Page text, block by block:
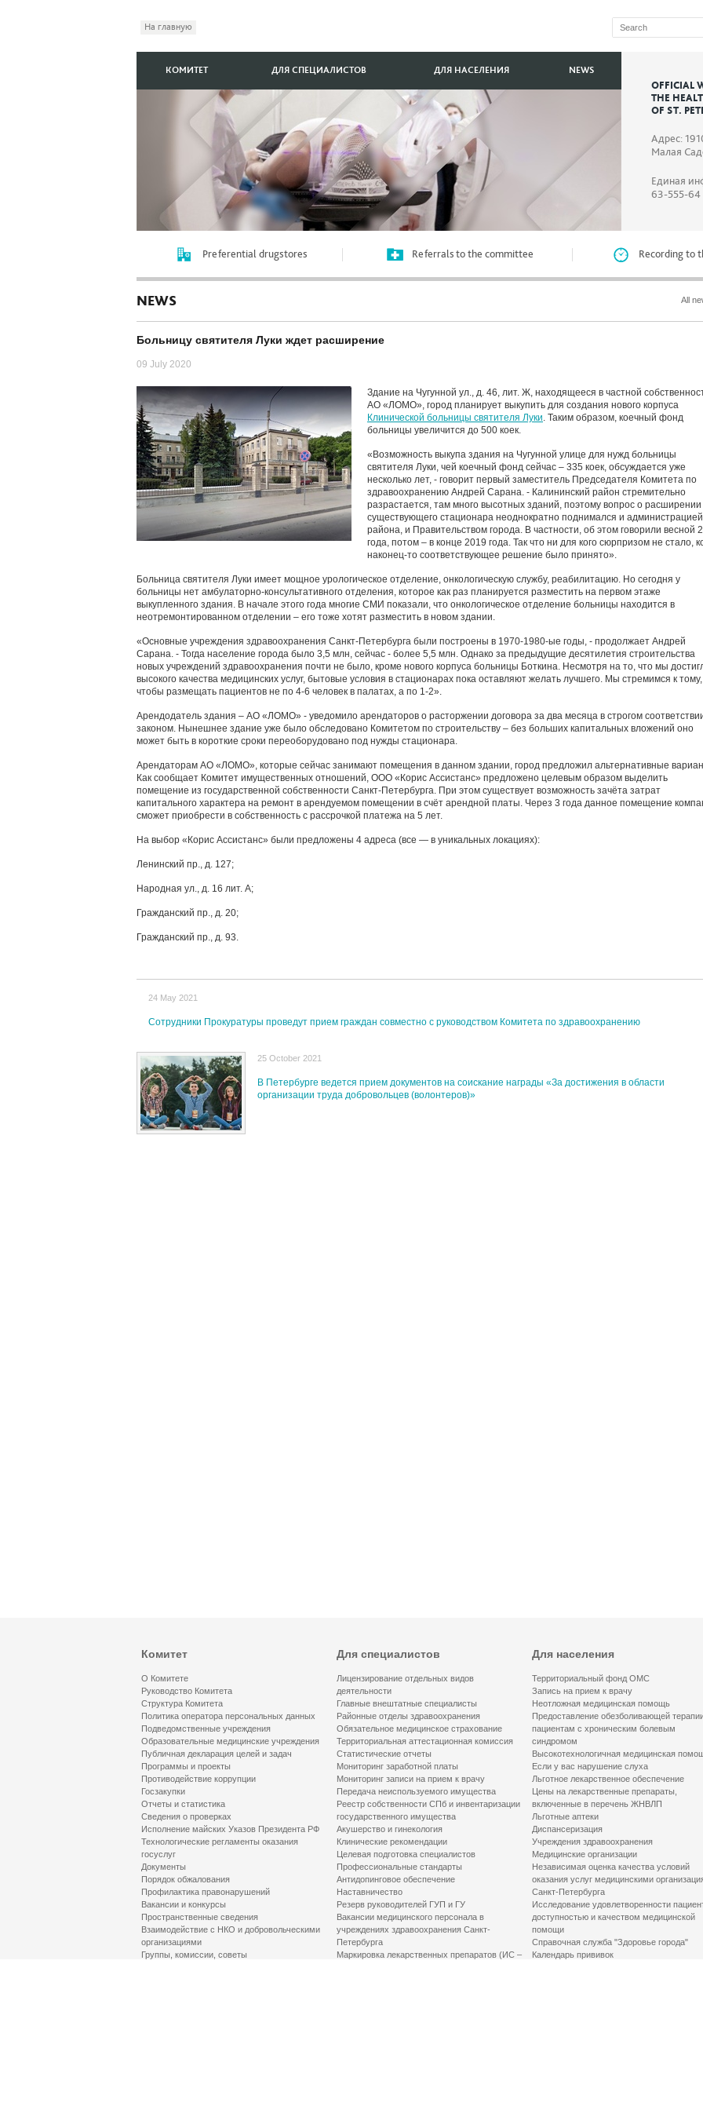
На главную
OFFICIAL
THE
OF ST.
Адрес:
Малая
Единая
63-555-64
КОМИТЕТ ДЛЯ СПЕЦИАЛИСТОВ ДЛЯ НАСЕЛЕНИЯ NEWS
Preferential drugstores Referrals to the committee Recording to
NEWS All
Больницу святителя Луки ждет расширение
09 July 2020
Здание на Чугунной ул., д. 46, лит. Ж, находящееся в частной
АО «ЛОМО», город планирует выкупить для создания нового корпуса
Клинической больницы святителя Луки. Таким образом, коечный фонд
больницы увеличится до 500 коек.
«Возможность выкупа здания на Чугунной улице для нужд больницы
святителя Луки, чей коечный фонд сейчас – 335 коек, обсуждается уже
несколько лет, - говорит первый заместитель Председателя Комитета по
здравоохранению Андрей Сарана. - Калининский район стремительно
разрастается, там много высотных зданий, поэтому вопрос о расширении
существующего стационара неоднократно поднимался и администрацией
района, и Правительством города. В частности, об этом говорили весной
года, потом – в конце 2019 года. Так что ни для кого сюрпризом не стало,
наконец-то соответствующее решение было принято».
Больница святителя Луки имеет мощное урологическое отделение, онкологическую службу, реабилитацию. Но сегодня у
больницы нет амбулаторно-консультативного отделения, которое как раз планируется разместить на первом этаже
выкупленного здания. В начале этого года многие СМИ показали, что онкологическое отделение больницы находится в
неотремонтированном отделении – его тоже хотят разместить в новом здании.
«Основные учреждения здравоохранения Санкт-Петербурга были построены в 1970-1980-ые годы, - продолжает Андрей
Сарана. - Тогда население города было 3,5 млн, сейчас - более 5,5 млн. Однако за предыдущие десятилетия строительства
новых учреждений здравоохранения почти не было, кроме нового корпуса больницы Боткина. Несмотря на то, что мы
высокого качества медицинских услуг, бытовые условия в стационарах пока оставляют желать лучшего. Мы стремимся к тому,
чтобы размещать пациентов не по 4-6 человек в палатах, а по 1-2».
Арендодатель здания – АО «ЛОМО» - уведомило арендаторов о расторжении договора за два месяца в строгом
законом. Нынешнее здание уже было обследовано Комитетом по строительству – без больших капитальных вложений оно
может быть в короткие сроки переоборудовано под нужды стационара.
Арендаторам АО «ЛОМО», которые сейчас занимают помещения в данном здании, город предложил альтернативные
Как сообщает Комитет имущественных отношений, ООО «Корис Ассистанс» предложено целевым образом выделить
помещение из государственной собственности Санкт-Петербурга. При этом существует возможность зачёта затрат
капитального характера на ремонт в арендуемом помещении в счёт арендной платы. Через 3 года данное помещение
сможет приобрести в собственность с рассрочкой платежа на 5 лет.
На выбор «Корис Ассистанс» были предложены 4 адреса (все — в уникальных локациях):
Ленинский пр., д. 127;
Народная ул., д. 16 лит. А;
Гражданский пр., д. 20;
Гражданский пр., д. 93.
24 May 2021
Сотрудники Прокуратуры проведут прием граждан совместно с руководством Комитета по здравоохранению
25 October 2021
В Петербурге ведется прием документов на соискание награды «За достижения в области
организации труда добровольцев (волонтеров)»
Комитет
О Комитете
Руководство Комитета
Структура Комитета
Политика оператора персональных данных
Подведомственные учреждения
Образовательные медицинские учреждения
Публичная декларация целей и задач
Программы и проекты
Противодействие коррупции
Госзакупки
Отчеты и статистика
Сведения о проверках
Исполнение майских Указов Президента РФ
Технологические регламенты оказания
госуслуг
Документы
Порядок обжалования
Профилактика правонарушений
Вакансии и конкурсы
Пространственные сведения
Взаимодействие с НКО и добровольческими
организациями
Группы, комиссии, советы
Для специалистов
Лицензирование отдельных видов
деятельности
Главные внештатные специалисты
Районные отделы здравоохранения
Обязательное медицинское страхование
Территориальная аттестационная комиссия
Статистические отчеты
Мониторинг заработной платы
Мониторинг записи на прием к врачу
Передача неиспользуемого имущества
Реестр собственности СПб и инвентаризации
государственного имущества
Акушерство и гинекология
Клинические рекомендации
Целевая подготовка специалистов
Профессиональные стандарты
Антидопинговое обеспечение
Наставничество
Резерв руководителей ГУП и ГУ
Вакансии медицинского персонала в
учреждениях здравоохранения Санкт-
Петербурга
Маркировка лекарственных препаратов (ИС –
Для населения
Территориальный фонд ОМС
Запись на прием к врачу
Неотложная медицинская помощь
Предоставление обезболивающей
пациентам с хроническим болевым
синдромом
Высокотехнологичная медицинская
Если у вас нарушение слуха
Льготное лекарственное обеспечение
Цены на лекарственные препараты,
включенные в перечень ЖНВЛП
Льготные аптеки
Диспансеризация
Учреждения здравоохранения
Медицинские организации
Независимая оценка качества условий
оказания услуг медицинскими
Санкт-Петербурга
Исследование удовлетворенности
доступностью и качеством медицинской
помощи
Справочная служба "Здоровье города"
Календарь прививок